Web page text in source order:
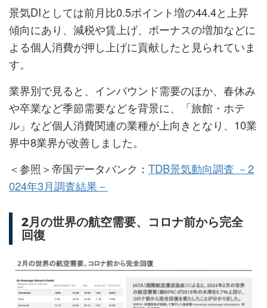
景気DIとしては前月比0.5ポイント増の44.4と上昇
傾向にあり、減税や賃上げ、ボーナスの増加などに
よる個人消費が押し上げに貢献したと見られていま
す。
業界別で見ると、インバウンド需要のほか、春休み
や卒業など季節需要などを背景に、「旅館・ホテ
ル」など個人消費関連の業種が上向きとなり、10業
界中8業界が改善しました。
＜参照＞帝国データバンク： TDB景気動向調査 －2
024年3月調査結果－
2月の世界の航空需要、コロナ前から完全
回復